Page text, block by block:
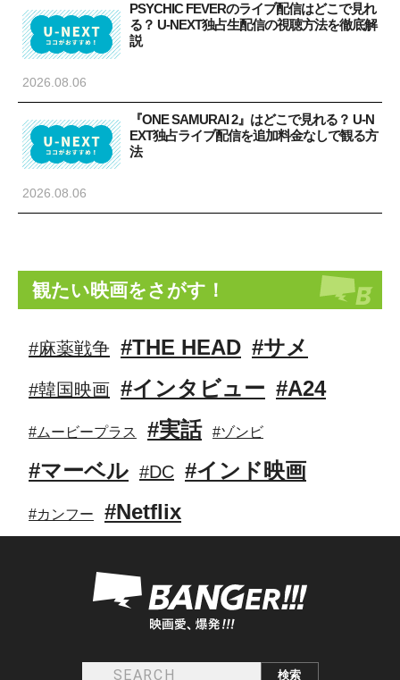
PSYCHIC FEVERのライブ配信はどこで見れ
る？ U-NEXT独占生配信の視聴方法を徹底解
説
2026.08.06
『ONE SAMURAI 2』はどこで見れる？ U-N
EXT独占ライブ配信を追加料金なしで観る方
法
2026.08.06
観たい映画をさがす！
#麻薬戦争 #THE HEAD #サメ
#韓国映画 #インタビュー #A24
#ムービープラス #実話 #ゾンビ
#マーベル #DC #インド映画
#カンフー #Netflix